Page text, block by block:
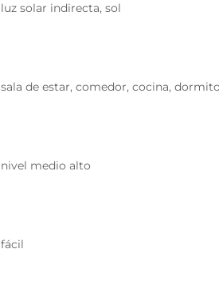
luz solar indirecta, sol
sala de estar, comedor, cocina,
nivel medio alto
fácil